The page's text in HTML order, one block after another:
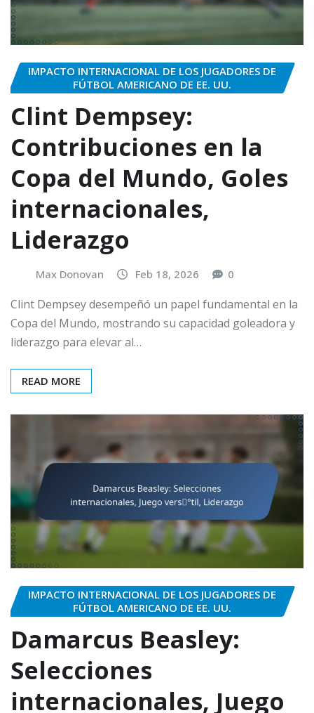
IMPACTO INTERNACIONAL DE LOS JUGADORES DE
FÚTBOL AMERICANO DE EE. UU.
Clint Dempsey:
Contribuciones en la
Copa del Mundo, Goles
internacionales,
Liderazgo
Max Donovan Feb 18, 2026 0
Clint Dempsey desempeñó un papel fundamental en la
Copa del Mundo, mostrando su capacidad goleadora y
liderazgo para elevar al…
READ MORE
IMPACTO INTERNACIONAL DE LOS JUGADORES DE
FÚTBOL AMERICANO DE EE. UU.
Damarcus Beasley:
Selecciones
internacionales, Juego